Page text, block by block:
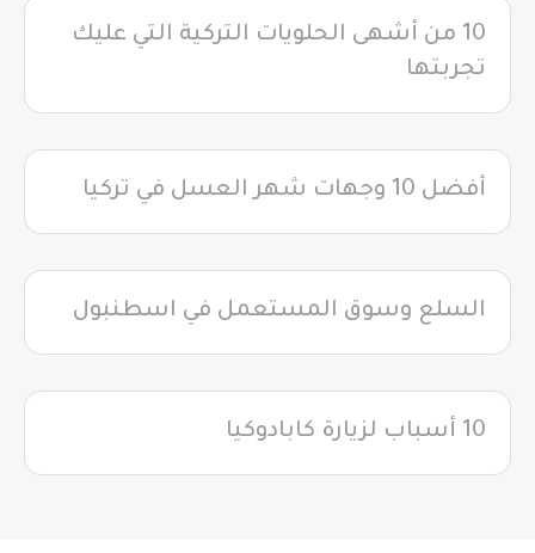
10 من أشهى الحلويات التركية التي عليك
تجربتها
أفضل 10 وجهات شهر العسل في تركيا
السلع وسوق المستعمل في اسطنبول
10 أسباب لزيارة كابادوكيا